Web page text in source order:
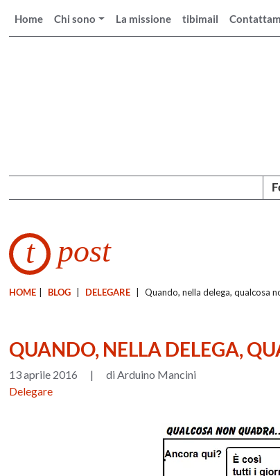
Home Chi sono La missione tibimail
t post
HOME BLOG DELEGARE Quando, nella delega, qualcosa
QUANDO, NELLA DELEGA,
13 aprile 2016 |
di Arduino Mancini
Delegare